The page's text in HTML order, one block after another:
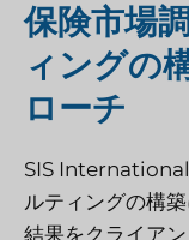
保険市場
ィングの
ローチ
SIS International
ルティングの構
結果をクライア